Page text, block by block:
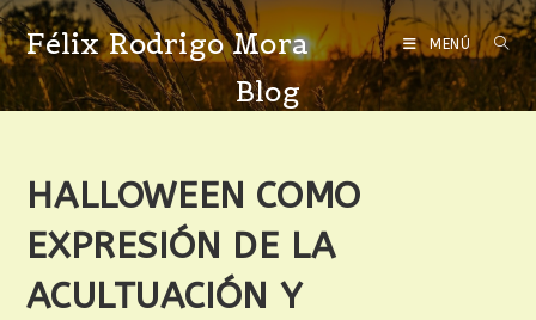
Félix Rodrigo Mora MENÚ
Blog
HALLOWEEN COMO
EXPRESIÓN DE LA
ACULTUACIÓN Y